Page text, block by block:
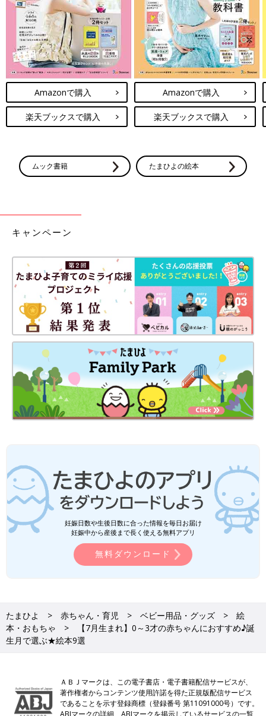
Amazonで購入
楽天ブックスで購入
Amazonで購入
楽天ブックスで購入
ムック書籍 たまひよの絵本
キャンペーン
妊娠日数や生後日数に合った情報を毎日お届け
妊娠中から産後まで長く使える無料アプリ
無料ダウンロード
たまひよ 赤ちゃん・育児 ベビー用品・グッズ
絵
本・おもちゃ
【7月生まれ】0～3才の赤ちゃんにおすすめ♪誕
生月で選ぶ★絵本9選
ＡＢＪマークは、この電子書店・電子書籍配信サービスが、
著作権者からコンテンツ使用許諾を得た正規版配信サービス
であることを示す登録商標（登録番号 第11091000号）です。